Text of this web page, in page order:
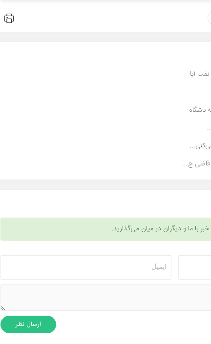
آبا...
باشگاه...
قاضی ج...
با ما و دیگران در میان می‌گذارید.